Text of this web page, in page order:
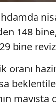
148
bine
oranı